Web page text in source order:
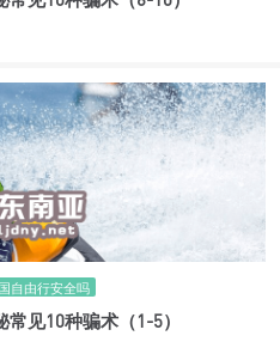
自由行安全吗
见10种骗术（1-5）